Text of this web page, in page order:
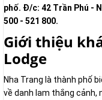
phố. Đ/c: 42 Trần Phú -
500 - 521 800.
Giới thiệu
Lodge
Nha Trang là thành phố
về danh lam thắng cảnh,